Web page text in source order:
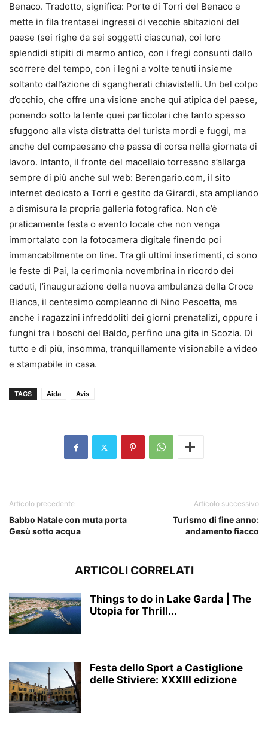
Benaco. Tradotto, significa: Porte di Torri del Benaco e
mette in fila trentasei ingressi di vecchie abitazioni del
paese (sei righe da sei soggetti ciascuna), coi loro
splendidi stipiti di marmo antico, con i fregi consunti dallo
scorrere del tempo, con i legni a volte tenuti insieme
soltanto dall’azione di sgangherati chiavistelli. Un bel colpo
d’occhio, che offre una visione anche qui atipica del paese,
ponendo sotto la lente quei particolari che tanto spesso
sfuggono alla vista distratta del turista mordi e fuggi, ma
anche del compaesano che passa di corsa nella giornata di
lavoro. Intanto, il fronte del macellaio torresano s’allarga
sempre di più anche sul web: Berengario.com, il sito
internet dedicato a Torri e gestito da Girardi, sta ampliando
a dismisura la propria galleria fotografica. Non c’è
praticamente festa o evento locale che non venga
immortalato con la fotocamera digitale finendo poi
immancabilmente on line. Tra gli ultimi inserimenti, ci sono
le feste di Pai, la cerimonia novembrina in ricordo dei
caduti, l’inaugurazione della nuova ambulanza della Croce
Bianca, il centesimo compleanno di Nino Pescetta, ma
anche i ragazzini infreddoliti dei giorni prenatalizi, oppure i
funghi tra i boschi del Baldo, perfino una gita in Scozia. Di
tutto e di più, insomma, tranquillamente visionabile a video
e stampabile in casa.
TAGS Aida Avis
Articolo precedente
Babbo Natale con muta porta
Gesù sotto acqua
Articolo successivo
Turismo di fine anno:
andamento fiacco
ARTICOLI CORRELATI
Things to do in Lake Garda | The
Utopia for Thrill...
Festa dello Sport a Castiglione
delle Stiviere: XXXIII edizione